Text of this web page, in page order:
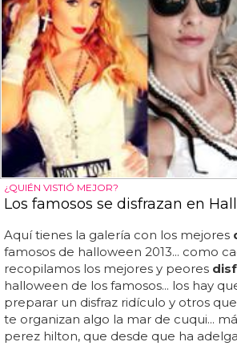
¿QUIÉN VISTIÓ MEJOR?
Los famosos se disfrazan en
Aquí tienes la galería con los mejores
famosos de halloween 2013... como
recopilamos los mejores y peores
halloween de los famosos... los hay
preparar un disfraz ridículo y otros
te organizan algo la mar de cuqui...
perez hilton, que desde que ha